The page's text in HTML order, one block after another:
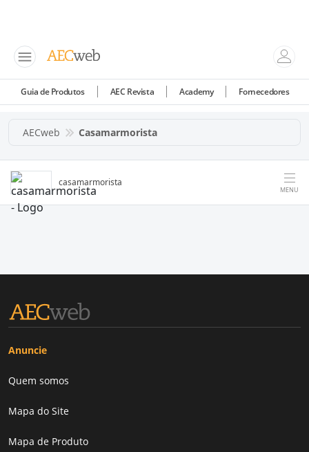
Guia de Produtos AEC Revista Academy Fornecedores
AECweb Casamarmorista
casamarmorista
MENU
Anuncie
Quem somos
Mapa do Site
Mapa de Produto